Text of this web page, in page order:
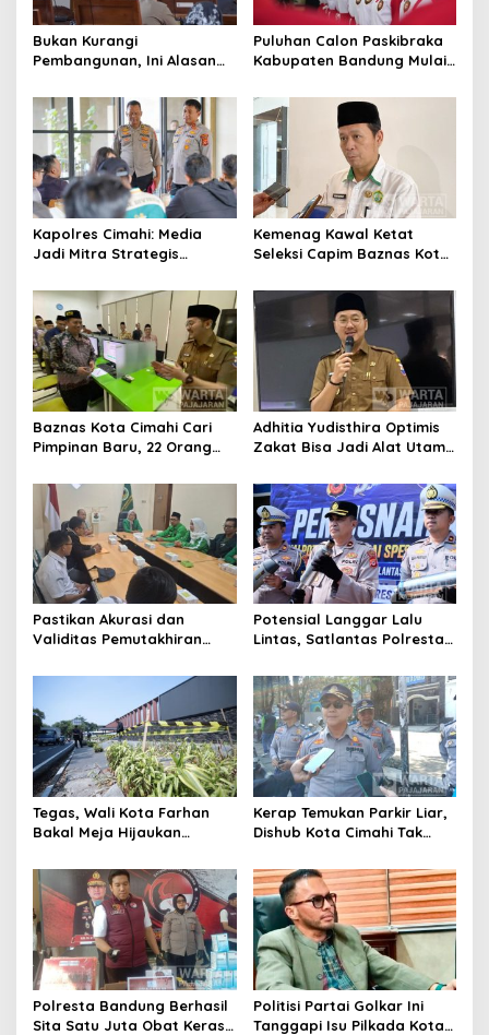
Bukan Kurangi
Pembangunan, Ini Alasan
Pengurangan Belanja
Daerah
Puluhan Calon Paskibraka
Kabupaten Bandung Mulai
Kapolres Cimahi: Media
Jadi Mitra Strategis
Publik
Kemenag Kawal Ketat
Seleksi Capim Baznas Kota
Komisioner Baznas
Berintegritas
Baznas Kota Cimahi Cari
Pimpinan Baru, 22 Orang
Adhitia Yudisthira Optimis
Zakat Bisa Jadi Alat Utama
Kota Cimahi
Pastikan Akurasi dan
Validitas Pemutakhiran
Cimahi Lakukan
Potensial Langgar Lalu
Lintas, Satlantas Polresta
Motor Berknalpot Brong
Tegas, Wali Kota Farhan
Bakal Meja Hijaukan
Riau
Kerap Temukan Parkir Liar,
Dishub Kota Cimahi Tak
Pembinaan
Polresta Bandung Berhasil
Sita Satu Juta Obat Keras
Politisi Partai Golkar Ini
Tanggapi Isu Pilkada Kota